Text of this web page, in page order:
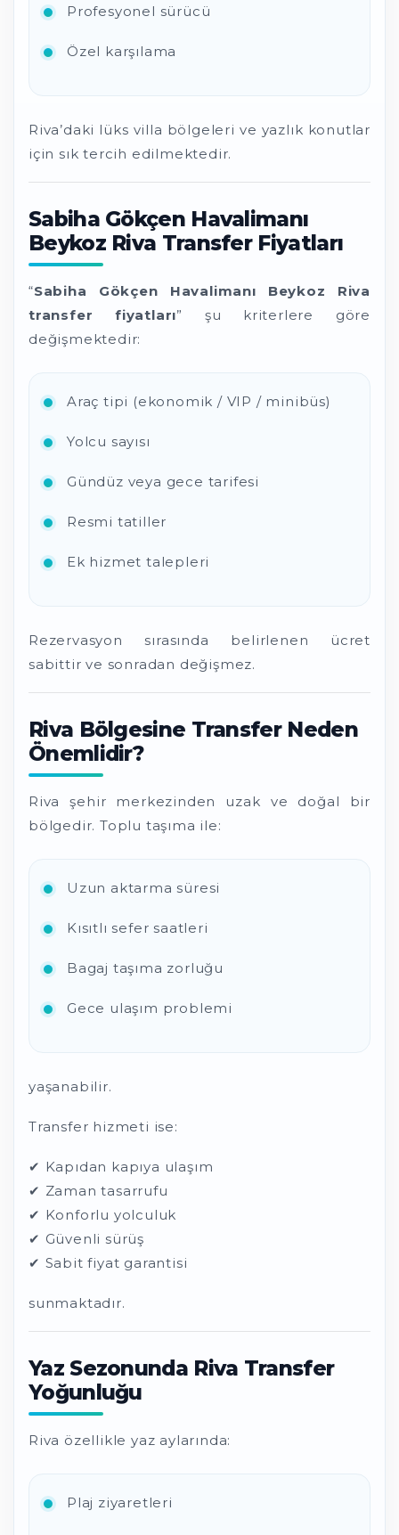
Profesyonel sürücü
Özel karşılama
Riva’daki lüks villa bölgeleri ve yazlık konutlar
için sık tercih edilmektedir.
Sabiha Gökçen Havalimanı
Beykoz Riva Transfer Fiyatları
“Sabiha Gökçen Havalimanı Beykoz Riva
transfer fiyatları” şu kriterlere göre
değişmektedir:
Araç tipi (ekonomik / VIP / minibüs)
Yolcu sayısı
Gündüz veya gece tarifesi
Resmi tatiller
Ek hizmet talepleri
Rezervasyon sırasında belirlenen ücret
sabittir ve sonradan değişmez.
Riva Bölgesine Transfer Neden
Önemlidir?
Riva şehir merkezinden uzak ve doğal bir
bölgedir. Toplu taşıma ile:
Uzun aktarma süresi
Kısıtlı sefer saatleri
Bagaj taşıma zorluğu
Gece ulaşım problemi
yaşanabilir.
Transfer hizmeti ise:
✔ Kapıdan kapıya ulaşım
✔ Zaman tasarrufu
✔ Konforlu yolculuk
✔ Güvenli sürüş
✔ Sabit fiyat garantisi
sunmaktadır.
Yaz Sezonunda Riva Transfer
Yoğunluğu
Riva özellikle yaz aylarında:
Plaj ziyaretleri